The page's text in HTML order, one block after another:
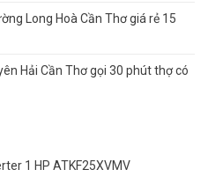
Long Hoà Cần Thơ giá rẻ 15
Hải Cần Thơ gọi 30 phút thợ có
1 HP ATKF25XVMV